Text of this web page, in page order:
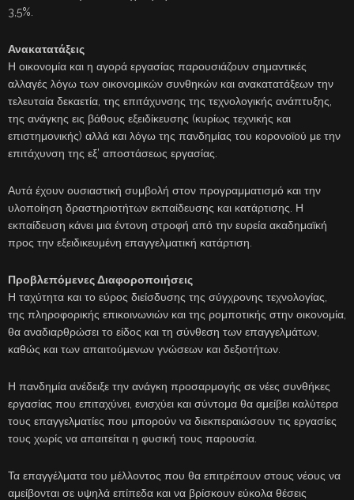
3,5%.
Ανακατατάξεις
Η οικονομία και η αγορά εργασίας παρουσιάζουν σημαντικές
αλλαγές λόγω των οικονομικών συνθηκών και ανακατατάξεων την
τελευταία δεκαετία, της επιτάχυνσης της τεχνολογικής ανάπτυξης,
της ανάγκης εις βάθους εξειδίκευσης (κυρίως τεχνικής και
επιστημονικής) αλλά και λόγω της πανδημίας του κορονοϊού με την
επιτάχυνση της εξ’ αποστάσεως εργασίας.
Αυτά έχουν ουσιαστική συμβολή στον προγραμματισμό και την
υλοποίηση δραστηριοτήτων εκπαίδευσης και κατάρτισης. Η
εκπαίδευση κάνει μια έντονη στροφή από την ευρεία ακαδημαϊκή
προς την εξειδικευμένη επαγγελματική κατάρτιση.
Προβλεπόμενες Διαφοροποιήσεις
Η ταχύτητα και το εύρος διείσδυσης της σύγχρονης τεχνολογίας,
της πληροφορικής επικοινωνιών και της ρομποτικής στην οικονομία,
θα αναδιαρθρώσει το είδος και τη σύνθεση των επαγγελμάτων,
καθώς και των απαιτούμενων γνώσεων και δεξιοτήτων.
Η πανδημία ανέδειξε την ανάγκη προσαρμογής σε νέες συνθήκες
εργασίας που επιταχύνει, ενισχύει και σύντομα θα αμείβει καλύτερα
τους επαγγελματίες που μπορούν να διεκπεραιώσουν τις εργασίες
τους χωρίς να απαιτείται η φυσική τους παρουσία.
Τα επαγγέλματα του μέλλοντος που θα επιτρέπουν στους νέους να
αμείβονται σε υψηλά επίπεδα και να βρίσκουν εύκολα θέσεις